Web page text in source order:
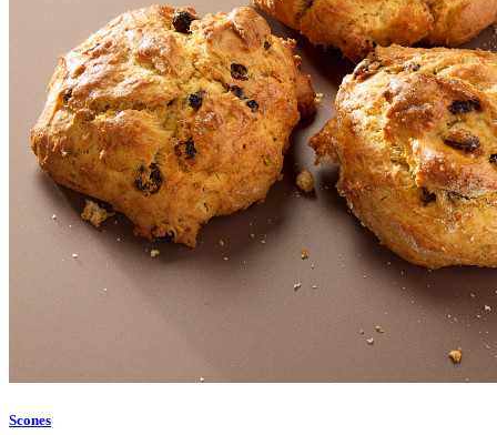
Scones